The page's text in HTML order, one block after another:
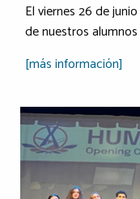
El viernes 26 de
de nuestros
[más información]